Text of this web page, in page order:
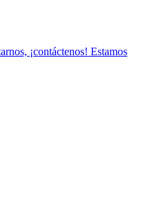
¡contáctenos! Estamos